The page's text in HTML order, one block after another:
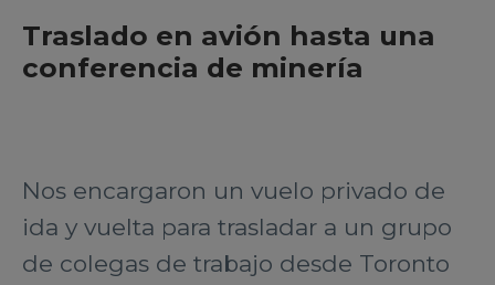
Traslado en avión hasta una
conferencia de minería
Nos encargaron un vuelo privado de
ida y vuelta para trasladar a un grupo
de colegas de trabajo desde Toronto